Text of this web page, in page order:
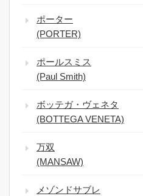
ポーター
(PORTER)
ポールスミス
(Paul Smith)
ボッテガ・ヴェネタ
(BOTTEGA VENETA)
万双
(MANSAW)
メゾンドサブレ